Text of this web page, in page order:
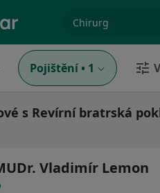
Pojištění • 1
s Revírní bratrská
Vladimír Lemon